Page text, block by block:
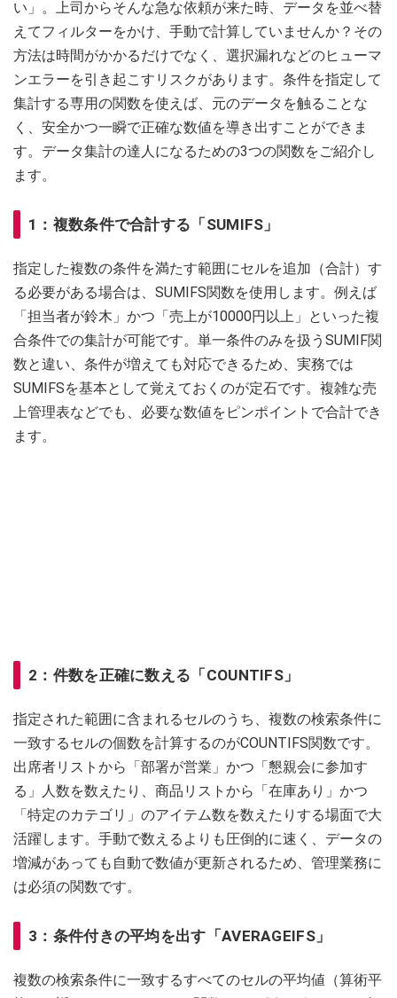
い」。上司からそんな急な依頼が来た時、データを並べ替
えてフィルターをかけ、手動で計算していませんか？その
方法は時間がかかるだけでなく、選択漏れなどのヒューマ
ンエラーを引き起こすリスクがあります。条件を指定して
集計する専用の関数を使えば、元のデータを触ることな
く、安全かつ一瞬で正確な数値を導き出すことができま
す。データ集計の達人になるための3つの関数をご紹介し
ます。
1：複数条件で合計する「SUMIFS」
指定した複数の条件を満たす範囲にセルを追加（合計）す
る必要がある場合は、SUMIFS関数を使用します。例えば
「担当者が鈴木」かつ「売上が10000円以上」といった複
合条件での集計が可能です。単一条件のみを扱うSUMIF関
数と違い、条件が増えても対応できるため、実務では
SUMIFSを基本として覚えておくのが定石です。複雑な売
上管理表などでも、必要な数値をピンポイントで合計でき
ます。
2：件数を正確に数える「COUNTIFS」
指定された範囲に含まれるセルのうち、複数の検索条件に
一致するセルの個数を計算するのがCOUNTIFS関数です。
出席者リストから「部署が営業」かつ「懇親会に参加す
る」人数を数えたり、商品リストから「在庫あり」かつ
「特定のカテゴリ」のアイテム数を数えたりする場面で大
活躍します。手動で数えるよりも圧倒的に速く、データの
増減があっても自動で数値が更新されるため、管理業務に
は必須の関数です。
3：条件付きの平均を出す「AVERAGEIFS」
複数の検索条件に一致するすべてのセルの平均値（算術平